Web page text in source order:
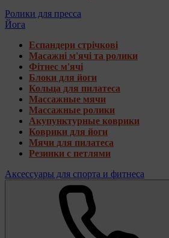
Ролики для пресса
Йога
Еспандери стрічкові
Масажні м'ячі та ролики
Фітнес м'ячі
Блоки для йоги
Кольца для пилатеса
Массажные мячи
Массажные ролики
Акупунктурные коврики
Коврики для йоги
Мячи для пилатеса
Резинки с петлями
Аксессуары для спорта и фитнеса